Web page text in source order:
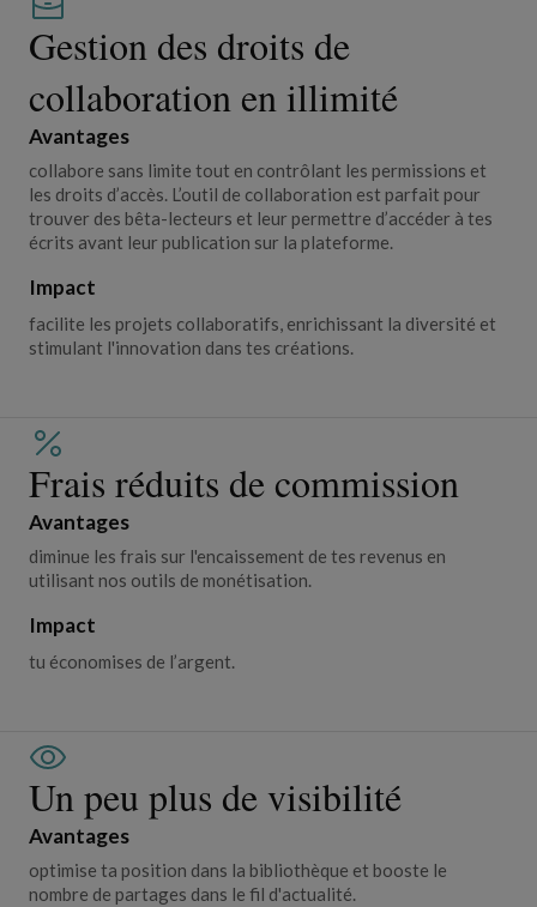
Gestion des droits de
collaboration en illimité
Avantages
collabore sans limite tout en contrôlant les permissions et
les droits d’accès. L’outil de collaboration est parfait pour
trouver des bêta-lecteurs et leur permettre d’accéder à tes
écrits avant leur publication sur la plateforme.
Impact
facilite les projets collaboratifs, enrichissant la diversité et
stimulant l'innovation dans tes créations.
Frais réduits de commission
Avantages
diminue les frais sur l'encaissement de tes revenus en
utilisant nos outils de monétisation.
Impact
tu économises de l’argent.
Un peu plus de visibilité
Avantages
optimise ta position dans la bibliothèque et booste le
nombre de partages dans le fil d'actualité.